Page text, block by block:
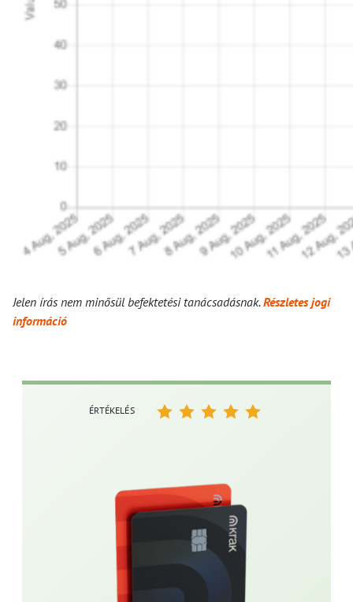
Jelen írás nem minősül befektetési tanácsadásnak.Részletes jogi
információ
ÉRTÉKELÉS